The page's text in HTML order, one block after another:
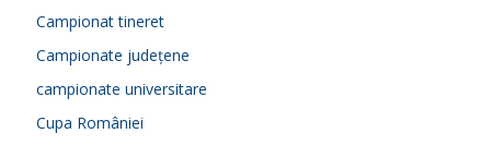
Campionat tineret
Campionate județene
campionate universitare
Cupa României